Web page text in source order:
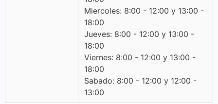
Miercoles: 8:00 - 12:00 y 13:00 -
18:00
Jueves: 8:00 - 12:00 y 13:00 -
18:00
Viernes: 8:00 - 12:00 y 13:00 -
18:00
Sabado: 8:00 - 12:00 y 12:00 -
13:00